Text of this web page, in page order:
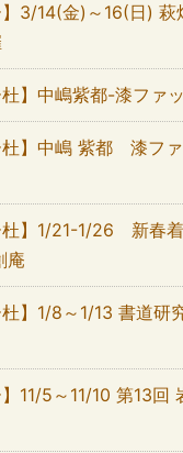
】3/14(金)～16(日) 萩
杜】中嶋紫都-漆ファ
杜】中嶋 紫都 漆フ
杜】1/21-1/26 新春着
庵
杜】1/8～1/13 書道研
】11/5～11/10 第13回